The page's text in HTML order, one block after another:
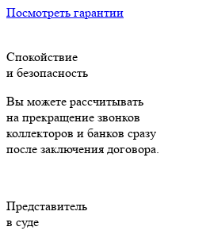
Посмотреть гарантии
Спокойствие
и безопасность
Вы можете рассчитывать
на прекращение звонков
коллекторов и банков сразу
после заключения договора.
Представитель
в суде